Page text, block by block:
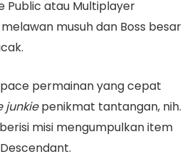
Public atau Multiplayer
musuh dan Boss besar
permainan yang cepat
junkiepenikmat tantangan, nih.
misi mengumpulkan item